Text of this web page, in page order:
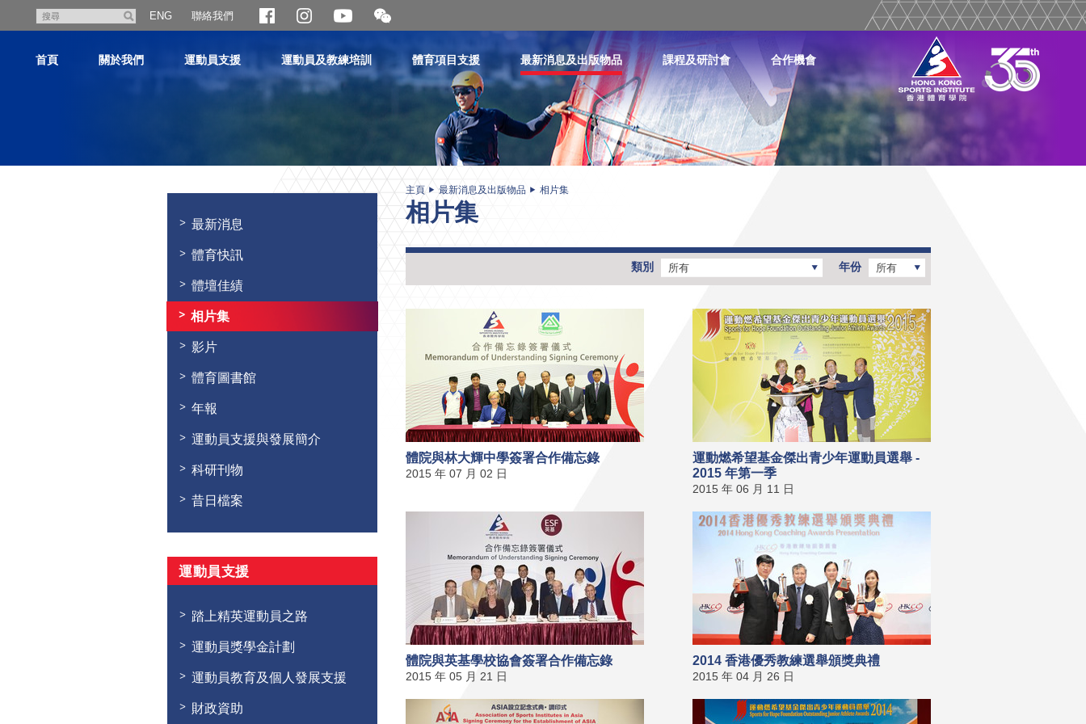
尋
ENG 聯絡我們
開
合
二
維
首頁 關於我們 運動員支援 運動員及教練培訓 體育項目支援 最新消息及出版物品 課程及研討會 合作機會
最新消息
體育快訊
體壇佳績
相片集
影片
體育圖書館
年報
運動員支援與發展簡介
科研刊物
昔日檔案
運動員支援
踏上精英運動員之路
運動員獎學金計劃
運動員教育及個人發展支援
財政資助
主頁 最新消息及出版物品 相片集
相片集
年份 所有
類別 所有
體院與林大輝中學簽署合作備忘錄
2015 年 07 月 02 日
運動燃希望基金傑出青少年運動員選舉 -
2015 年第一季
2015 年 06 月 11 日
體院與英基學校協會簽署合作備忘錄
2015 年 05 月 21 日
2014 香港優秀教練選舉頒獎典禮
2015 年 04 月 26 日